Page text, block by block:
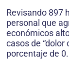
Revisando 897
personal que
económicos
casos de “dolor
porcentaje de